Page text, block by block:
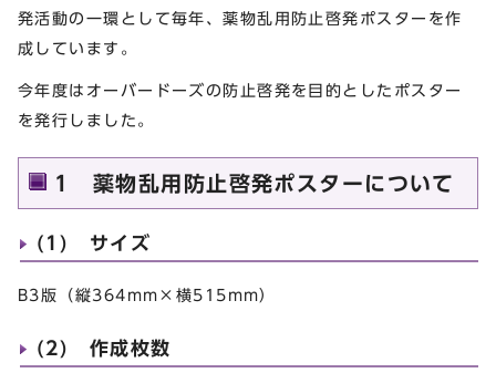
発活動の一環として毎年、薬物乱用防止啓発ポスターを作
成しています。
今年度はオーバードーズの防止啓発を目的としたポスター
を発行しました。
1 薬物乱用防止啓発ポスターについて
(1) サイズ
B3版（縦364mm×横515mm）
(2) 作成枚数